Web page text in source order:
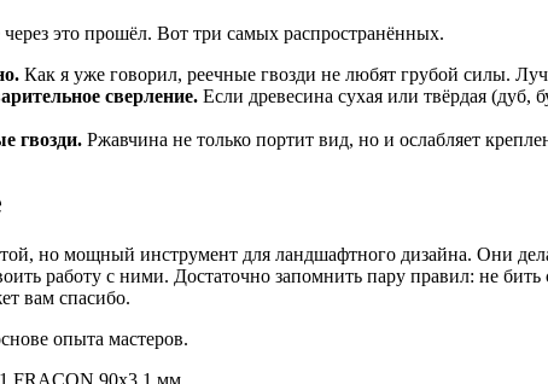
это прошёл. Вот три самых распространённых.
Как я уже говорил, реечные гвозди не любят грубой силы.
сверление. Если древесина сухая или твёрдая (дуб,
гвозди. Ржавчина не только портит вид, но и ослабляет
но мощный инструмент для ландшафтного дизайна. Они
работу с ними. Достаточно запомнить пару правил: не
вам спасибо.
опыта мастеров.